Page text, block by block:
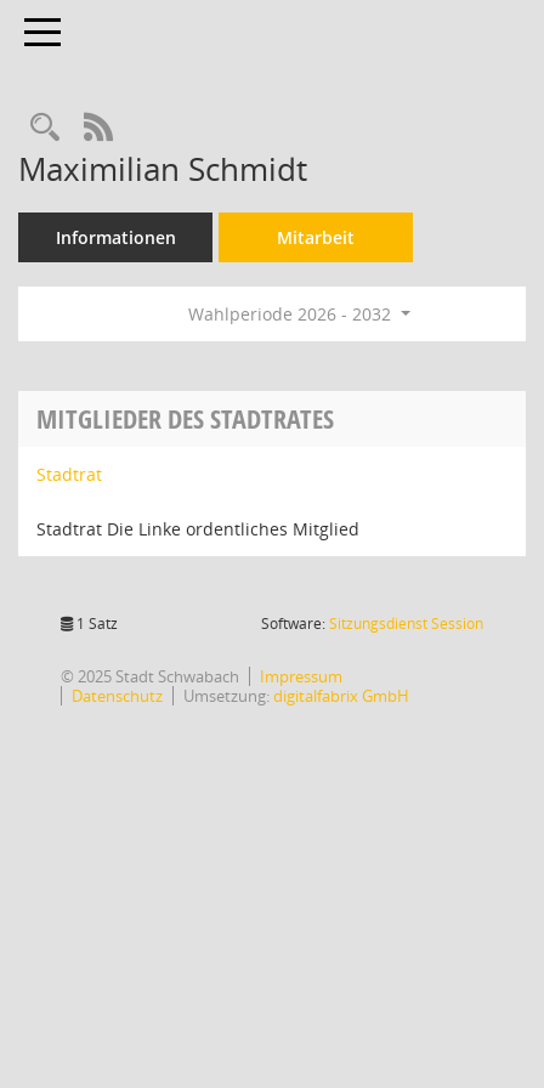
Toggle navigation
Rechercheauswahl
RSS-Feed
Maximilian Schmidt
Informationen Mitarbeit
Wahlperiode 2026 - 2032
MITGLIEDER DES STADTRATES
Stadtrat
Stadtrat Die Linke ordentliches Mitglied
1 Satz Software:SitzungsdienstSession(Wird in
© 2025 Stadt Schwabach
Impressum
Datenschutz
Umsetzung:digitalfabrix GmbH